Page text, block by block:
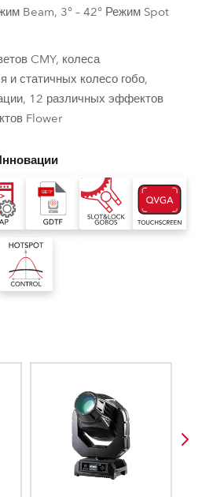
Beam, 3° – 42° Режим Spot
CMY, колеса
и статичных колесо гобо,
12 различных эффектов
Flower